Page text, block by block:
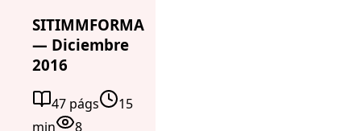
SITIMMFORMA
— Diciembre
2016
47 págs
15
min
8